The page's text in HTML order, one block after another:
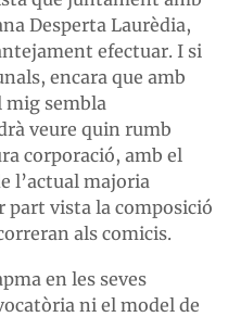
Desperta Laurèdia,
efectuar. I si
encara que amb
mig sembla
veure quin rumb
corporació, amb el
l’actual majoria
part vista la composició
als comicis.
en les seves
ni el model de